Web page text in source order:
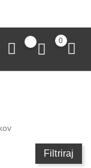
0
Filtriraj